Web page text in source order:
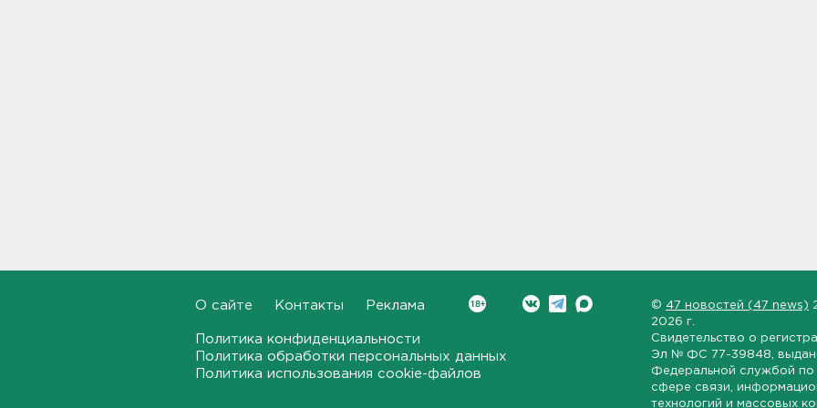
многоквартирных домов и
Скончался отец футболиста
О сайте Контакты Реклама
Политика конфиденциальности
Политика обработки персональных данных
Политика использования cookie-файлов
© 47 новостей (47 news)
2026 г.
Свидетельство о
Эл № ФС 77-39848 ,
Федеральной службой по
сфере связи,
технологий и массовых